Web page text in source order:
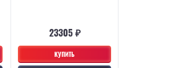
КУПИТЬ
23305 ₽